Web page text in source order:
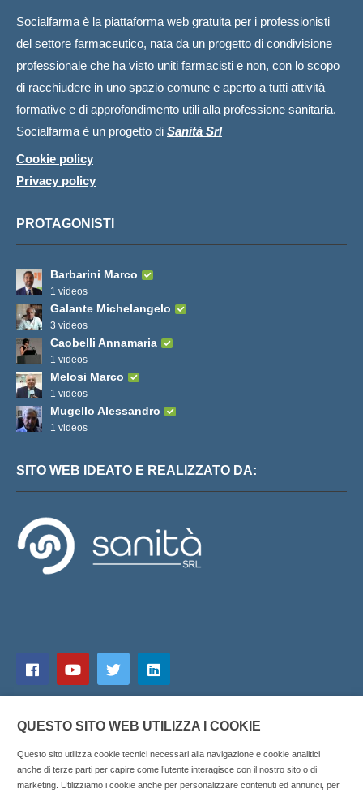
Socialfarma è la piattaforma web gratuita per i professionisti
del settore farmaceutico, nata da un progetto di condivisione
professionale che ha visto uniti farmacisti e non, con lo scopo
di racchiudere in uno spazio comune e aperto a tutti attività
formative e di approfondimento utili alla professione sanitaria.
Socialfarma è un progetto di Sanità Srl
Cookie policy
Privacy policy
PROTAGONISTI
Barbarini Marco
1 videos
Galante Michelangelo
3 videos
Caobelli Annamaria
1 videos
Melosi Marco
1 videos
Mugello Alessandro
1 videos
SITO WEB IDEATO E REALIZZATO DA:
QUESTO SITO WEB UTILIZZA I COOKIE
Questo sito utilizza cookie tecnici necessari alla navigazione e cookie analitici
anche di terze parti per capire come l’utente interagisce con il nostro sito o di
marketing. Utilizziamo i cookie anche per personalizzare contenuti ed annunci, per